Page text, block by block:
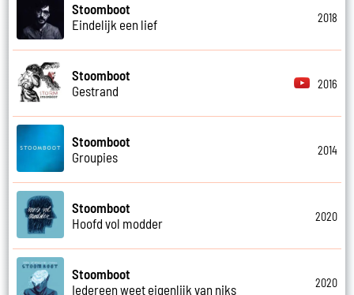
Stoomboot
Eindelijk een lief
2018
Stoomboot
Gestrand
2016
Stoomboot
Groupies
2014
Stoomboot
Hoofd vol modder
2020
Stoomboot
Iedereen weet eigenlijk van niks
2020